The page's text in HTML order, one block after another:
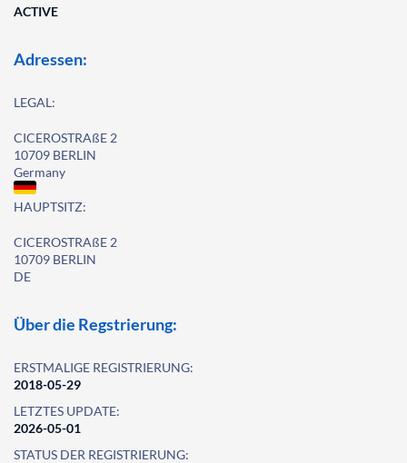
ACTIVE
Adressen:
LEGAL:
CICEROSTRAßE 2
10709 BERLIN
Germany
HAUPTSITZ:
CICEROSTRAßE 2
10709 BERLIN
DE
Über die Regstrierung:
ERSTMALIGE REGISTRIERUNG:
2018-05-29
LETZTES UPDATE:
2026-05-01
STATUS DER REGISTRIERUNG: